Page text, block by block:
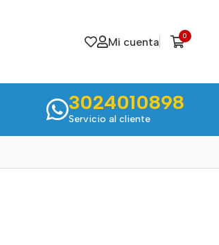
Mi cuenta 0
3024010898
Servicio al cliente